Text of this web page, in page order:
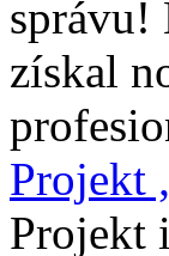
správu!
získal
Projekt
Projekt